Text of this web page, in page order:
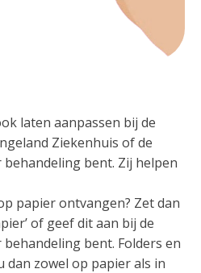
laten aanpassen bij de
Ziekenhuis of de
bent. Zij helpen
papier ontvangen? Zet dan
of geef dit aan bij de
bent. Folders en
zowel op papier als in